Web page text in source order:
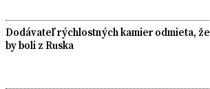
Dodávateľ rýchlostných kamier odmieta, že
by boli z Ruska